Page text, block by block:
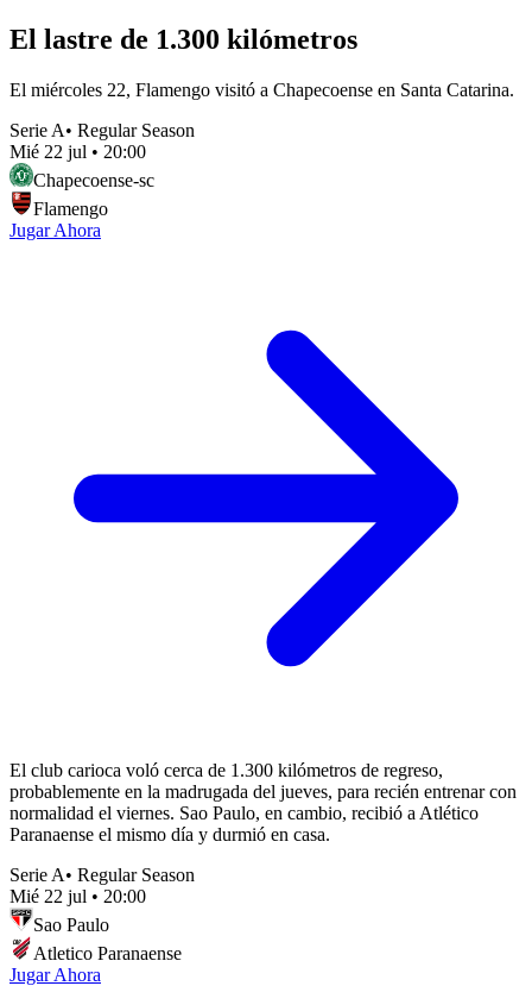
El lastre de 1.300 kilómetros
El miércoles 22, Flamengo visitó a Chapecoense en Santa Catarina.
Serie A• Regular Season
Mié 22 jul • 20:00
Chapecoense-sc
Flamengo
Jugar Ahora
El club carioca voló cerca de 1.300 kilómetros de regreso,
probablemente en la madrugada del jueves, para recién entrenar con
normalidad el viernes. Sao Paulo, en cambio, recibió a Atlético
Paranaense el mismo día y durmió en casa.
Serie A• Regular Season
Mié 22 jul • 20:00
Sao Paulo
Atletico Paranaense
Jugar Ahora